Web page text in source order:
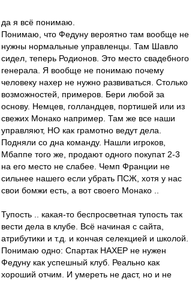
да я всё понимаю.
Понимаю, что Федуну вероятно там вообще не
нужны нормальные управленцы. Там Шавло
сидел, теперь Родионов. Это место свадебного
генерала. Я вообще не понимаю почему
человеку нахер не нужно развиваться. Столько
возможностей, примеров. Бери любой за
основу. Немцев, голландцев, портишей или из
свежих Монако например. Там же все наши
управляют, НО как грамотно ведут дела.
Подняли со дна команду. Нашли игроков,
Мбаппе того же, продают одного покупат 2-3
на его место не слабее. Чемп Франции не
сильнее нашего если убрать ПСЖ, хотя у нас
свои бомжи есть, а вот своего Монако ..
Тупость .. какая-то беспросветная тупость так
вести дела в клубе. Всё начиная с сайта,
атрибутики и т.д. и кончая селекцией и школой.
Понимаю одно: Спартак НАХЕР не нужен
Федуну как успешный клуб. Реально как
хороший отчим. И умереть не даст, но и не